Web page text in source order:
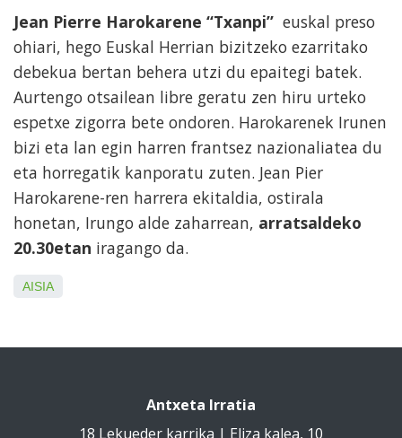
Jean Pierre Harokarene “Txanpi” euskal preso
ohiari, hego Euskal Herrian bizitzeko ezarritako
debekua bertan behera utzi du epaitegi batek.
Aurtengo otsailean libre geratu zen hiru urteko
espetxe zigorra bete ondoren. Harokarenek Irunen
bizi eta lan egin harren frantsez nazionaliatea du
eta horregatik kanporatu zuten. Jean Pier
Harokarene-ren harrera ekitaldia, ostirala
honetan, Irungo alde zaharrean, arratsaldeko
20.30etan iragango da.
AISIA
Antxeta Irratia
18 Lekueder karrika | Eliza kalea, 10